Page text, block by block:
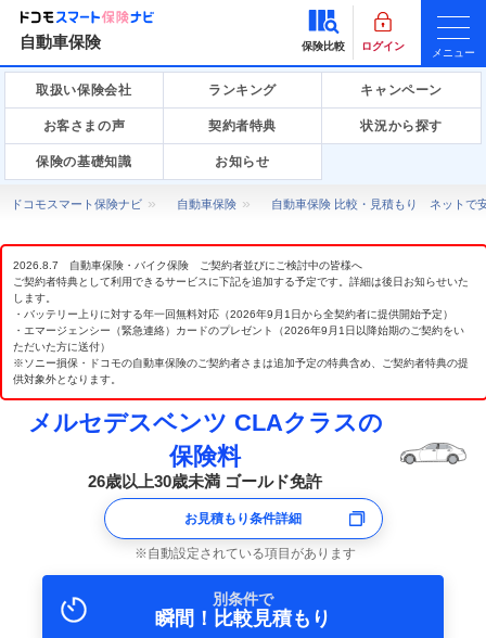
自動車保険 保険比較 ログイン
メニュー
取扱い保険会社 ランキング キャンペーン
お客さまの声 契約者特典 状況から探す
保険の基礎知識 お知らせ
ドコモスマート保険ナビ 自動車保険 自動車保険 比較・見積もり ネットで
2026.8.7 自動車保険・バイク保険 ご契約者並びにご検討中の皆様へ
ご契約者特典として利用できるサービスに下記を追加する予定です。詳細は後日お知らせいた
します。
・バッテリー上りに対する年一回無料対応（2026年9月1日から全契約者に提供開始予定）
・エマージェンシー（緊急連絡）カードのプレゼント（2026年9月1日以降始期のご契約をい
ただいた方に送付）
※ソニー損保・ドコモの自動車保険のご契約者さまは追加予定の特典含め、ご契約者特典の提
供対象外となります。
メルセデスベンツ CLAクラスの
保険料
26歳以上30歳未満 ゴールド免許
お見積もり条件詳細
自動設定されている項目があります
別条件で
瞬間！比較見積もり